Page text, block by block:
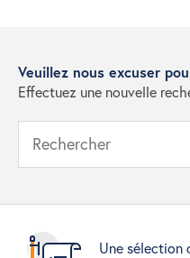
Veuillez nous excuser
Effectuez une nouvelle
Une sélection